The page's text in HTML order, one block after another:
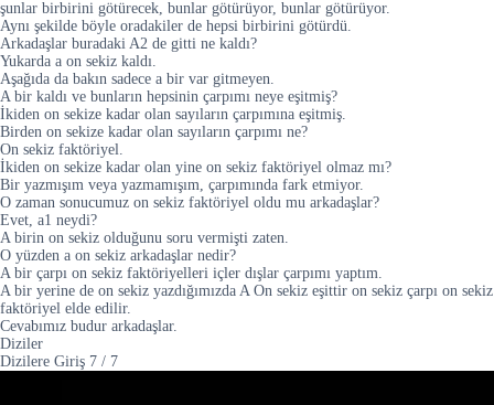
şunlar birbirini götürecek, bunlar götürüyor, bunlar götürüyor.
Aynı şekilde böyle oradakiler de hepsi birbirini götürdü.
Arkadaşlar buradaki A2 de gitti ne kaldı?
Yukarda a on sekiz kaldı.
Aşağıda da bakın sadece a bir var gitmeyen.
A bir kaldı ve bunların hepsinin çarpımı neye eşitmiş?
İkiden on sekize kadar olan sayıların çarpımına eşitmiş.
Birden on sekize kadar olan sayıların çarpımı ne?
On sekiz faktöriyel.
İkiden on sekize kadar olan yine on sekiz faktöriyel olmaz mı?
Bir yazmışım veya yazmamışım, çarpımında fark etmiyor.
O zaman sonucumuz on sekiz faktöriyel oldu mu arkadaşlar?
Evet, a1 neydi?
A birin on sekiz olduğunu soru vermişti zaten.
O yüzden a on sekiz arkadaşlar nedir?
A bir çarpı on sekiz faktöriyelleri içler dışlar çarpımı yaptım.
A bir yerine de on sekiz yazdığımızda A On sekiz eşittir on sekiz çarpı on sekiz
faktöriyel elde edilir.
Cevabımız budur arkadaşlar.
Diziler
Dizilere Giriş 7 / 7